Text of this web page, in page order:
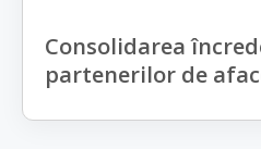
Consolidarea
partenerilor de